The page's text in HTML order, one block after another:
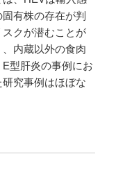
有株の存在が判
クが潜むことが
内蔵以外の食肉
型肝炎の事例にお
究事例はほぼな